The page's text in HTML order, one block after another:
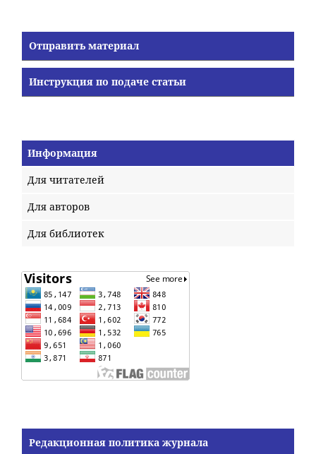
Отправить материал
Инструкция по подаче статьи
Информация
Для читателей
Для авторов
Для библиотек
Редакционная политика журнала